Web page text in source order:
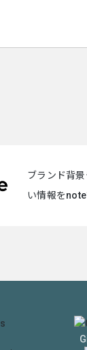
ブランド背
い情報を